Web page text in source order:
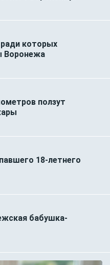
которых
Воронежа
ползут
18-летнего
бабушка-